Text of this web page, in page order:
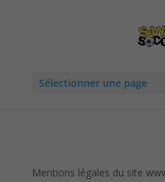
Sélectionner une page
Mentions légales du site